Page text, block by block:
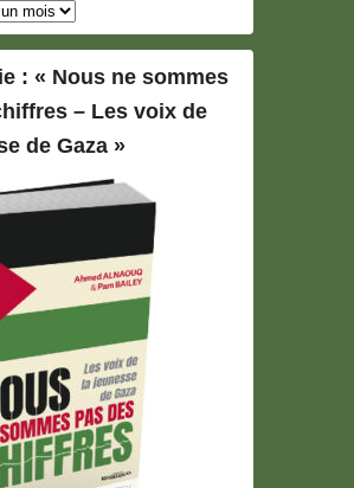
: « Nous ne sommes
– Les voix de
de Gaza »